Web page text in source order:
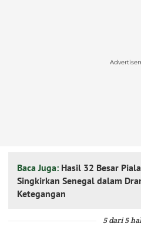
Baca Juga: Hasil 32 Besar
Singkirkan Senegal dalam
Ketegangan
5 dari 5